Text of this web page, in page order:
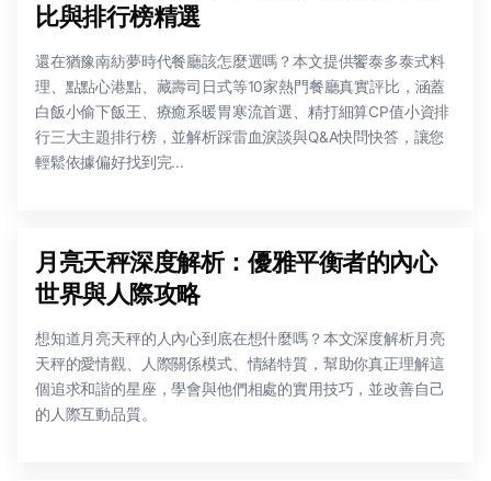
比與排行榜精選
還在猶豫南紡夢時代餐廳該怎麼選嗎？本文提供饗泰多泰式料
理、點點心港點、藏壽司日式等10家熱門餐廳真實評比，涵蓋
白飯小偷下飯王、療癒系暖胃寒流首選、精打細算CP值小資排
行三大主題排行榜，並解析踩雷血淚談與Q&A快問快答，讓您
輕鬆依據偏好找到完...
月亮天秤深度解析：優雅平衡者的內心
世界與人際攻略
想知道月亮天秤的人內心到底在想什麼嗎？本文深度解析月亮
天秤的愛情觀、人際關係模式、情緒特質，幫助你真正理解這
個追求和諧的星座，學會與他們相處的實用技巧，並改善自己
的人際互動品質。